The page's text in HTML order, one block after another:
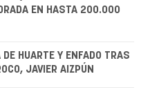
EN HASTA 200.000
HUARTE Y ENFADO TRAS
JAVIER AIZPÚN